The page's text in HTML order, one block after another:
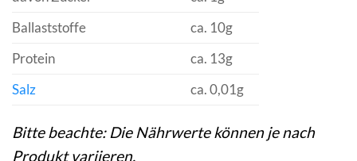
Ballaststoffe
ca. 10g
Protein
ca. 13g
Salz
ca. 0,01g
Bitte beachte: Die Nährwerte können je nach
Produkt variieren.